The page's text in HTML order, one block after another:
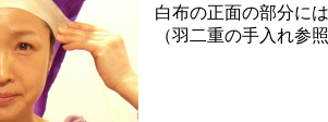
白布の正面の部分に
（羽二重の手入れ参